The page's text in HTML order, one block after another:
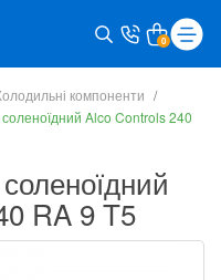
0
компоненти
Alco Controls 240
RA 9 T5